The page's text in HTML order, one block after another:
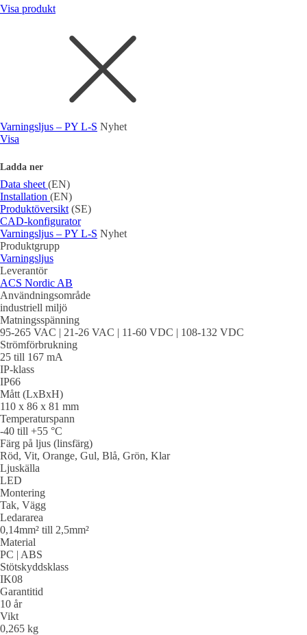
Visa produkt
Varningsljus – PY L-S Nyhet
Visa
Ladda ner
Data sheet (EN)
Installation (EN)
Produktöversikt (SE)
CAD-konfigurator
Varningsljus – PY L-S Nyhet
Produktgrupp
Varningsljus
Leverantör
ACS Nordic AB
Användningsområde
industriell miljö
Matningsspänning
95-265 VAC | 21-26 VAC | 11-60 VDC | 108-132 VDC
Strömförbrukning
25 till 167 mA
IP-klass
IP66
Mått (LxBxH)
110 x 86 x 81 mm
Temperaturspann
-40 till +55 °C
Färg på ljus (linsfärg)
Röd, Vit, Orange, Gul, Blå, Grön, Klar
Ljuskälla
LED
Montering
Tak, Vägg
Ledararea
0,14mm² till 2,5mm²
Material
PC | ABS
Stötskyddsklass
IK08
Garantitid
10 år
Vikt
0,265 kg